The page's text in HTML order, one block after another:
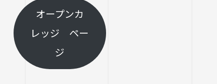
オープンカ
レッジ ペー
ジ